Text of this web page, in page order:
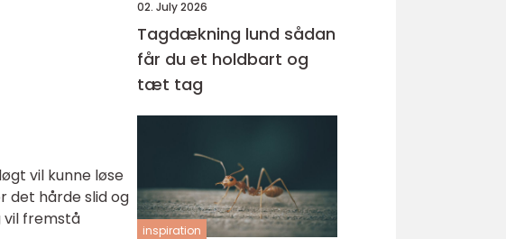
vil kunne løse
det hårde slid og
vil fremstå
02. July 2026
Tagdækning lund sådan
får du et holdbart og
tæt tag
inspiration